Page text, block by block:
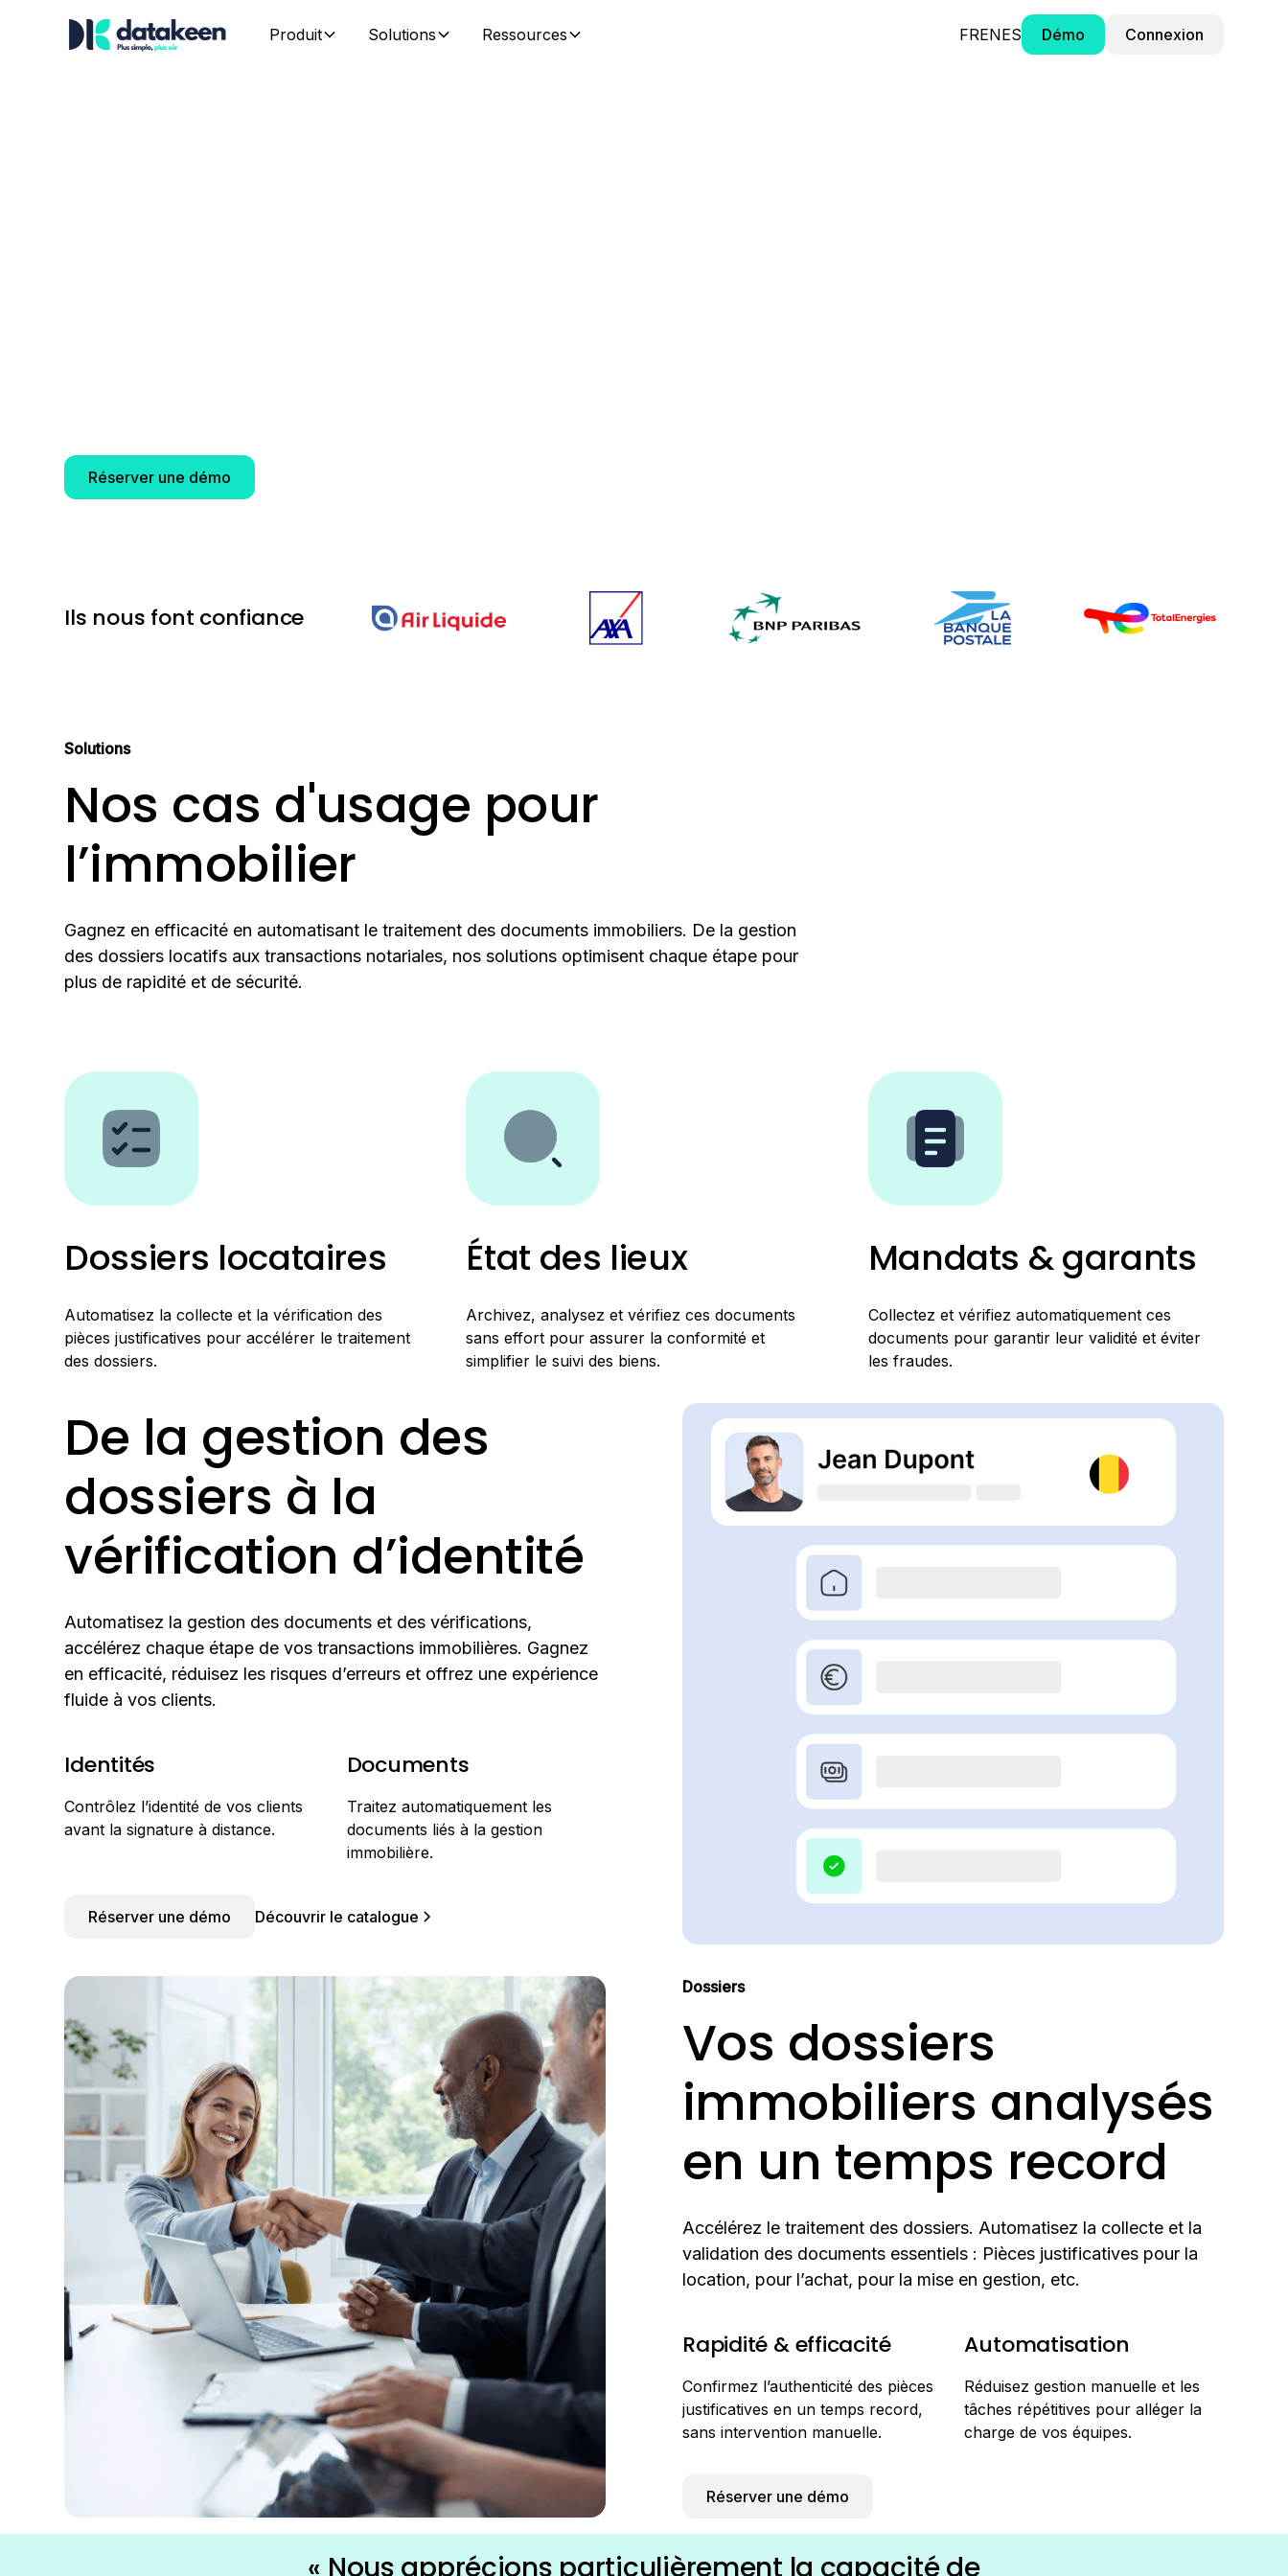
Produit Solutions Ressources FRENES Démo Connexion
Réserver une démo
Ils nous font confiance
Solutions
Nos cas d'usage pour
l’immobilier
Gagnez en efficacité en automatisant le traitement des documents immobiliers. De la gestion
des dossiers locatifs aux transactions notariales, nos solutions optimisent chaque étape pour
plus de rapidité et de sécurité.
Dossiers locataires
Automatisez la collecte et la vérification des
pièces justificatives pour accélérer le traitement
des dossiers.
État des lieux
Archivez, analysez et vérifiez ces documents
sans effort pour assurer la conformité et
simplifier le suivi des biens.
Mandats & garants
Collectez et vérifiez automatiquement ces
documents pour garantir leur validité et éviter
les fraudes.
De la gestion des
dossiers à la
vérification d’identité
Automatisez la gestion des documents et des vérifications,
accélérez chaque étape de vos transactions immobilières. Gagnez
en efficacité, réduisez les risques d’erreurs et offrez une expérience
fluide à vos clients.
Identités
Contrôlez l’identité de vos clients
avant la signature à distance.
Documents
Traitez automatiquement les
documents liés à la gestion
immobilière.
Réserver une démo Découvrir le catalogue
Dossiers
Vos dossiers
immobiliers analysés
en un temps record
Accélérez le traitement des dossiers. Automatisez la collecte et la
validation des documents essentiels : Pièces justificatives pour la
location, pour l’achat, pour la mise en gestion, etc.
Rapidité & efficacité
Confirmez l’authenticité des pièces
justificatives en un temps record,
sans intervention manuelle.
Automatisation
Réduisez gestion manuelle et les
tâches répétitives pour alléger la
charge de vos équipes.
Réserver une démo
« Nous apprécions particulièrement la capacité de